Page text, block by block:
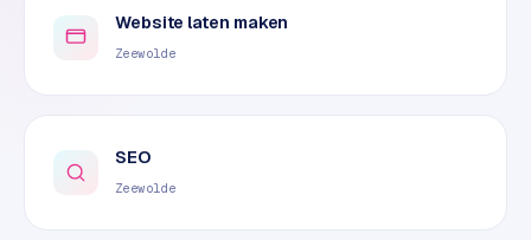
l
e
BRANCHE-
EXPERTISE
F
Website laten maken
Zeewolde
SEO
Zeewolde